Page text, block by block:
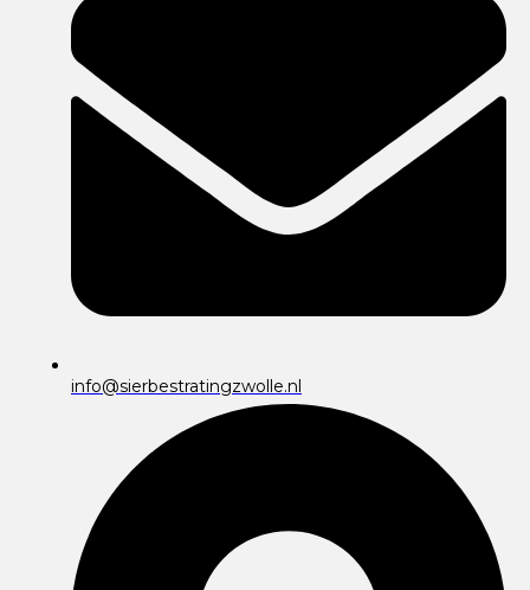
info@sierbestratingzwolle.nl